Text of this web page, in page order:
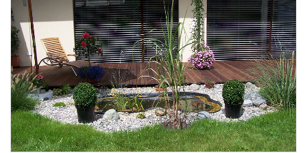
Foto 1: Fussenegger Sandra